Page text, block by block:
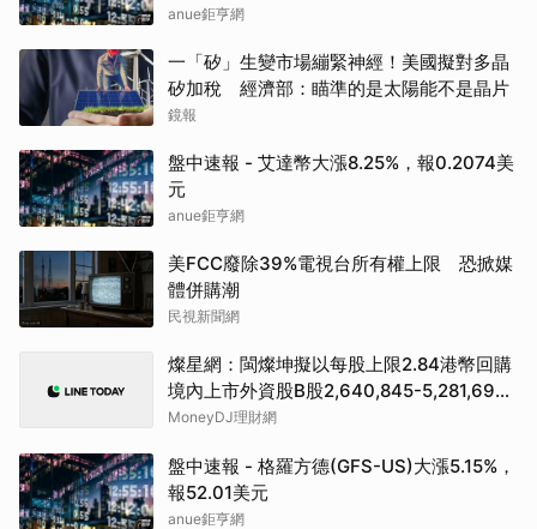
anue鉅亨網
一「矽」生變市場繃緊神經！美國擬對多晶
矽加稅 經濟部：瞄準的是太陽能不是晶片
鏡報
盤中速報 - 艾達幣大漲8.25%，報0.2074美
元
anue鉅亨網
美FCC廢除39%電視台所有權上限 恐掀媒
體併購潮
民視新聞網
燦星網：閩燦坤擬以每股上限2.84港幣回購
境內上市外資股B股2,640,845-5,281,690
股
MoneyDJ理財網
盤中速報 - 格羅方德(GFS-US)大漲5.15%，
報52.01美元
anue鉅亨網